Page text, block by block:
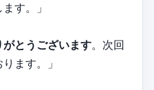
す。」
がとうございます。次回
ます。」